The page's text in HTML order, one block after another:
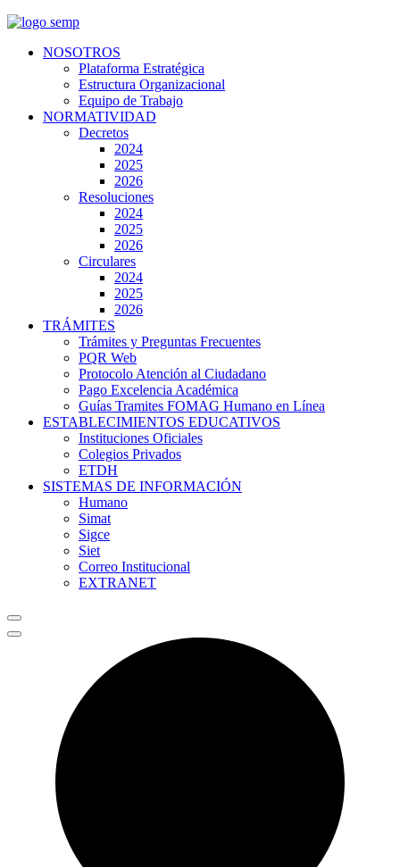
NOSOTROS
Plataforma Estratégica
Estructura Organizacional
Equipo de Trabajo
NORMATIVIDAD
Decretos
2024
2025
2026
Resoluciones
2024
2025
2026
Circulares
2024
2025
2026
TRÁMITES
Trámites y Preguntas Frecuentes
PQR Web
Protocolo Atención al Ciudadano
Pago Excelencia Académica
Guías Tramites FOMAG Humano en Línea
ESTABLECIMIENTOS EDUCATIVOS
Instituciones Oficiales
Colegios Privados
ETDH
SISTEMAS DE INFORMACIÓN
Humano
Simat
Sigce
Siet
Correo Institucional
EXTRANET